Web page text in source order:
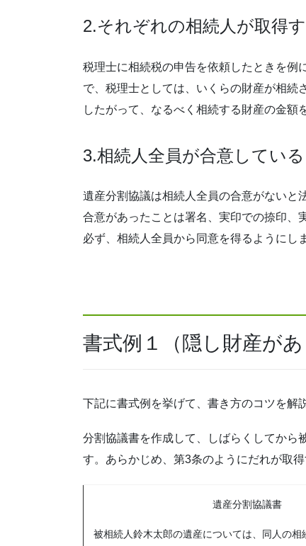
2.それぞれの相続人が取得
税理士に相続税の申告を依頼したときを例
で、税理士としては、いくらの財産が相続
したがって、なるべく相続する財産の金額
3.相続人全員が合意してい
遺産分割協議は相続人全員の合意がないと
合意があったことは署名、実印での捺印、
必ず、相続人全員から同意を得るようにし
書式例１（隠し財産が
下記に書式例を挙げて、書き方のコツを解
分割協議書を作成して、しばらくしてから
す。あらかじめ、第3条のようにだれが取
遺産分割協議書
被相続人鈴木太郎の遺産については、同人の相